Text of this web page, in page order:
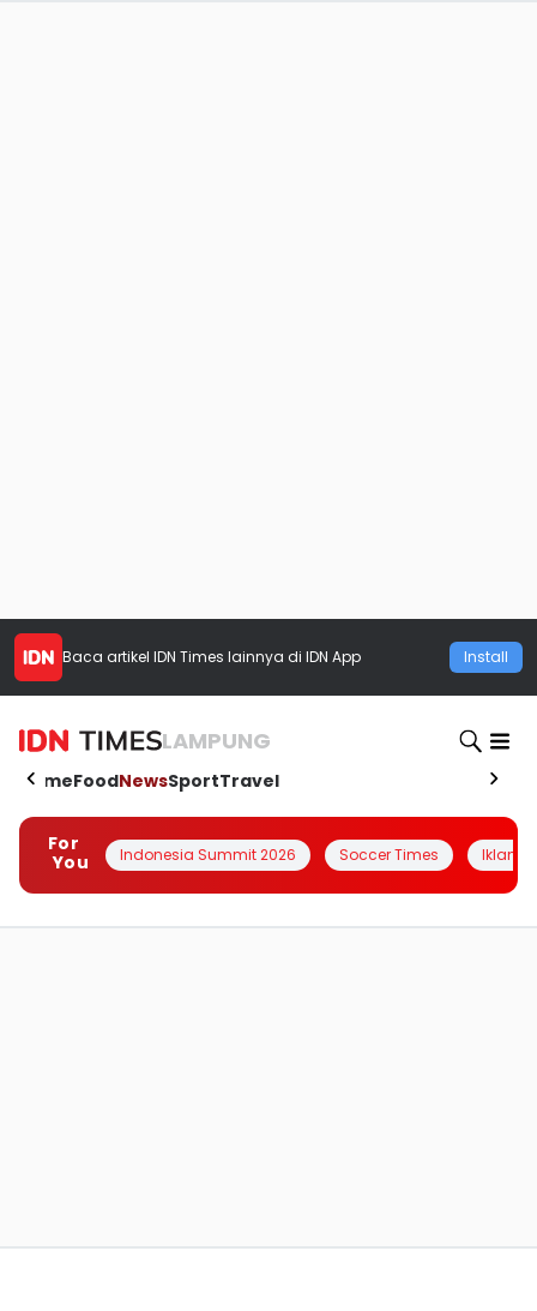
Baca artikel IDN Times lainnya di IDN App Install
LAMPUNG
HomeFoodNewsSportTravel
For
You
Indonesia Summit 2026 Soccer Times Iklanin